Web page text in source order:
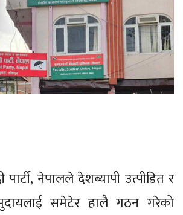
नेपालले देशब्यापी उत्पीडित र
समेटेर हालै गठन गरेको